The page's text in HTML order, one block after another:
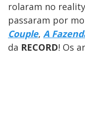
rolaram no
passaram por
Couple, A
da RECORD! Os